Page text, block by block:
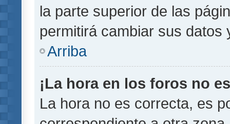
la parte superior de las
permitirá cambiar sus datos
Arriba
¡La hora en los foros no
La hora no es correcta, es